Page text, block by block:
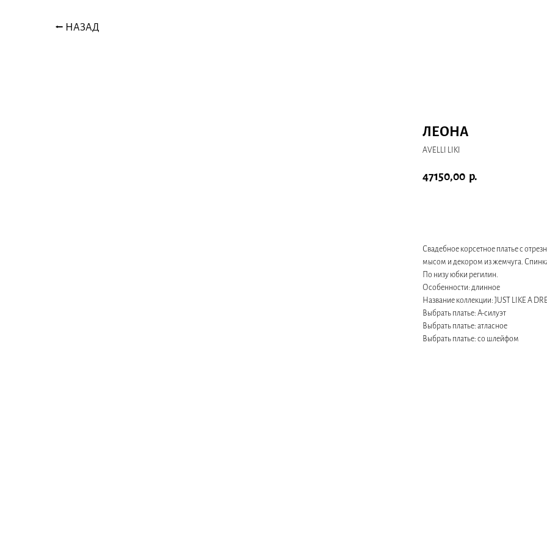
⭠ НАЗАД
ЛЕОНА
AVELLI LIKI
47150,00 р.
Свадебное корсетное платье с
мысом и декором из жемчуга.
По низу юбки регилин.
Особенности: длинное
Название коллекции: JUST LIKE A
Выбрать платье: А-силуэт
Выбрать платье: атласное
Выбрать платье: со шлейфом